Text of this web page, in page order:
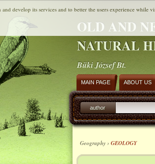
OLD AND
NATURAL
Büki József Bt.
MAIN PAGE ABOUT US
author
Geography › GEOLOGY
and develop its services and to better the users experience